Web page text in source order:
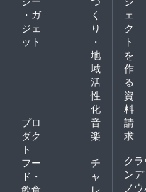
・ガ
ジェ
ット
く
り
・
地
域
活
性
化
プロ
ダク
ト
音
楽
フー
ド・
チ
ャ
ェ
ク
ト
を
作
る
資
料
請
求
ク
ン
ノ